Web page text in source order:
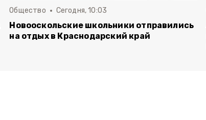
Общество Сегодня, 10:03
Новооскольские школьники отправились
на отдых в Краснодарский край